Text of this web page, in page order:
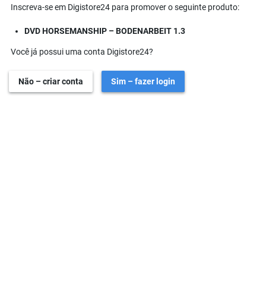
Inscreva-se em Digistore24 para promover o seguinte produto:
DVD HORSEMANSHIP – BODENARBEIT 1.3
Você já possui uma conta Digistore24?
Não – criar conta Sim – fazer login